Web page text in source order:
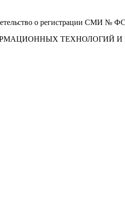
о регистрации СМИ №